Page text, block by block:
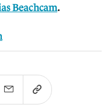
Beachcam.